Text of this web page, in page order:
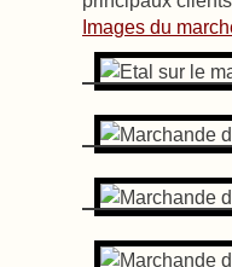
Images du